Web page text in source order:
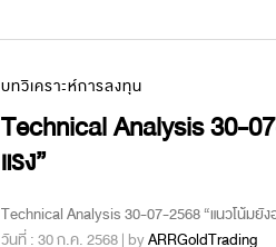
บทวิเคราะห์การลงทุน
Technical Analysis 30-
แรง”
Technical Analysis 30-07-2568 “แนวโน้มยัง
วันที่ : 30 ก.ค. 2568 | byARRGoldTrading